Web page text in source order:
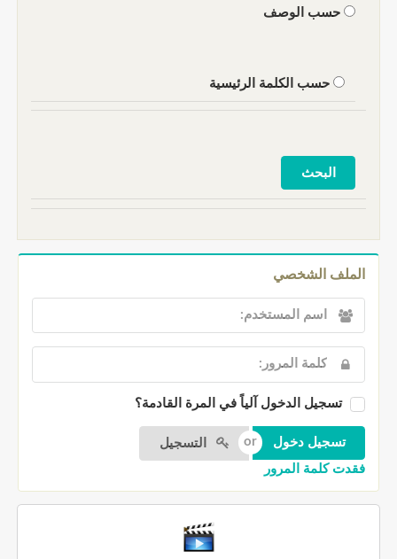
حسب الوصف
حسب الكلمة الرئيسية
الملف الشخصي
تسجيل الدخول آلياً في المرة القادمة؟
التسجيل
فقدت كلمة المرور